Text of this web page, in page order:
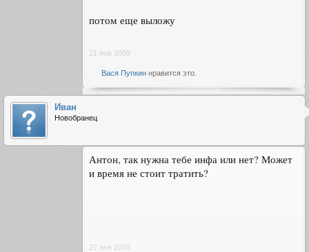
потом еще выложу
21 янв 2009
Вася Пупкиннравится это.
Иван
Новобранец
Антон, так нужна тебе инфа или нет? Может
и время не стоит тратить?
22 янв 2009